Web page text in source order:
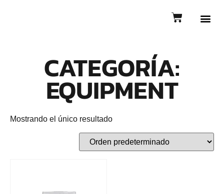
CATEGORÍA:
EQUIPMENT
Mostrando el único resultado